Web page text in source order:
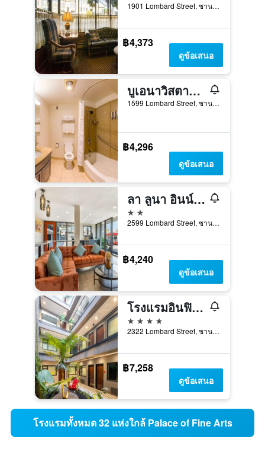
1901 Lombard Street, ซานฟรานซิสโก, CA, สหรัฐอเมริกา
฿4,373
ดูข้อเสนอ
บูเอนาวิสตามอเตอร์อินน์
1599 Lombard Street, ซานฟรานซิสโก, CA, สหรัฐอเมริกา
฿4,296
ดูข้อเสนอ
ลา ลูนา อินน์, แอน แอสเซนด์ คอลเลกชัน โรงแรม
2 ดาว
2599 Lombard Street, ซานฟรานซิสโก, CA, สหรัฐอเมริกา
฿4,240
ดูข้อเสนอ
โรงแรมอินฟินิตี้ ซานฟรานซิสโก, เทเพสทรี คอลเลกชัน บายฮิลตัน
4 ดาว
2322 Lombard Street, ซานฟรานซิสโก, CA, สหรัฐอเมริกา
฿7,258
ดูข้อเสนอ
โรงแรมทั้งหมด 32 แห่งใกล้ Palace of Fine Arts